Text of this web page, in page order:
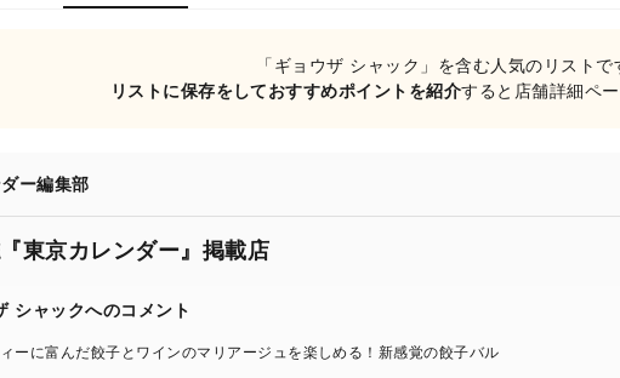
「ギョウザ シャック」を含む人気のリストで
リストに保存をしておすすめポイントを紹介すると店舗詳細ペ
ー編集部
東京カレンダー』掲載店
シャックへのコメント
ーに富んだ餃子とワインのマリアージュを楽しめる！新感覚の餃子バル